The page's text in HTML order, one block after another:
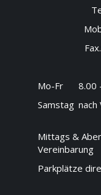
Mo-Fr
8.00
Samstag nach
Mittags &
Vereinbarung
Parkplätze